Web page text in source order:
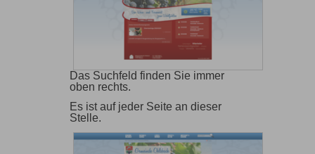
Das Suchfeld finden Sie immer
oben rechts.
Es ist auf jeder Seite an dieser
Stelle.